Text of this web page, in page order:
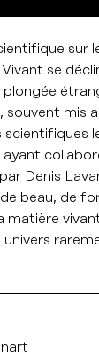
sur
se
plongée
souvent mis
scientifiques
Denis
beau, de
matière